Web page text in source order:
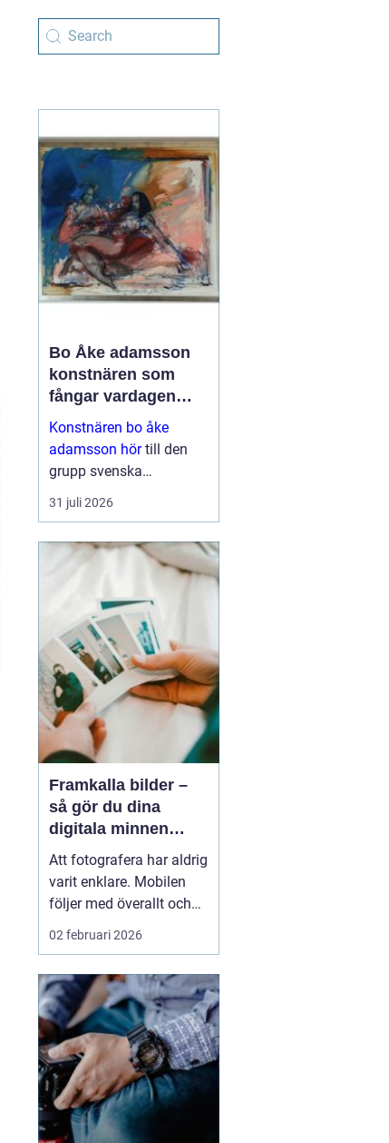
Bo Åke adamsson
konstnären som
fångar vardagen
med eftertanke
Konstnären bo åke
adamsson hörtill den
grupp svenska
bildskapare som i
tysthet byggt upp en
dyker ofta upp i
samlaren söker något
mer än ett dekorativt
motiv en känsla ...
31 juli 2026
Framkalla bilder –
så gör du dina
digitala minnen
levande
Att fotografera har aldrig
varit enklare. Mobilen
följer med överallt och
bildflödet svämmar över.
stannar i telefonen eller i
molnet? När man väljer
att framkalla bilder ...
02 februari 2026